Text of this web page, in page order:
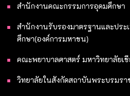
สำนักงานคณะกรรมการอุดมศึกษา
สำนักงานรับรองมาตรฐานและปร
ศึกษา(องค์การมหาชน)
คณะพยาบาลศาสตร์ มหาวิทยาลัยเ
วิทยาลัยในสังกัดสถาบันพระบรมร